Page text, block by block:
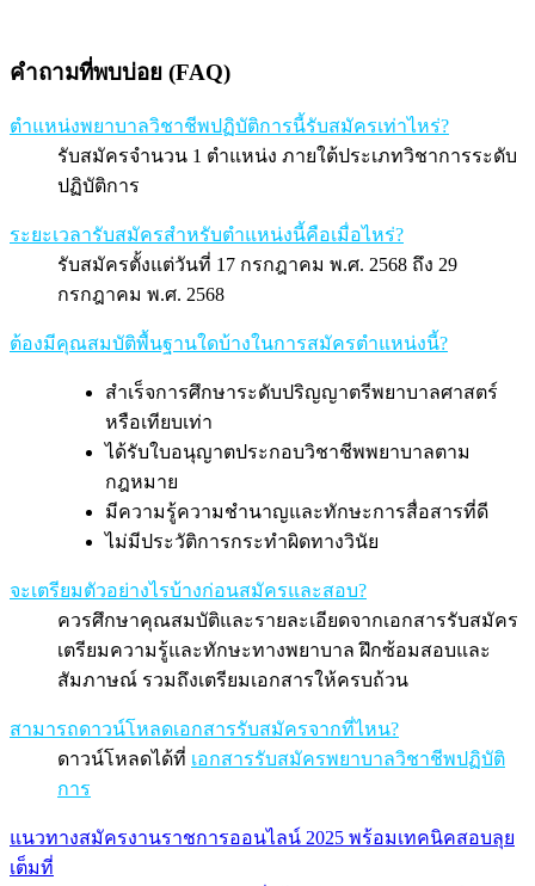
คำถามที่พบบ่อย (FAQ)
ตำแหน่งพยาบาลวิชาชีพปฏิบัติการนี้รับสมัครเท่าไหร่?
รับสมัครจำนวน 1 ตำแหน่ง ภายใต้ประเภทวิชาการระดับ
ปฏิบัติการ
ระยะเวลารับสมัครสำหรับตำแหน่งนี้คือเมื่อไหร่?
รับสมัครตั้งแต่วันที่ 17 กรกฎาคม พ.ศ. 2568 ถึง 29
กรกฎาคม พ.ศ. 2568
ต้องมีคุณสมบัติพื้นฐานใดบ้างในการสมัครตำแหน่งนี้?
สำเร็จการศึกษาระดับปริญญาตรีพยาบาลศาสตร์
หรือเทียบเท่า
ได้รับใบอนุญาตประกอบวิชาชีพพยาบาลตาม
กฎหมาย
มีความรู้ความชำนาญและทักษะการสื่อสารที่ดี
ไม่มีประวัติการกระทำผิดทางวินัย
จะเตรียมตัวอย่างไรบ้างก่อนสมัครและสอบ?
ควรศึกษาคุณสมบัติและรายละเอียดจากเอกสารรับสมัคร
เตรียมความรู้และทักษะทางพยาบาล ฝึกซ้อมสอบและ
สัมภาษณ์ รวมถึงเตรียมเอกสารให้ครบถ้วน
สามารถดาวน์โหลดเอกสารรับสมัครจากที่ไหน?
ดาวน์โหลดได้ที่ เอกสารรับสมัครพยาบาลวิชาชีพปฏิบัติ
การ
แนะแนว
แนวทางสมัครงานราชการออนไลน์ 2025 พร้อมเทคนิคสอบลุย
เต็มที่